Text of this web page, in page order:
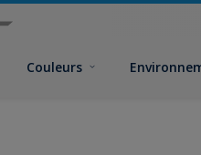
Couleurs